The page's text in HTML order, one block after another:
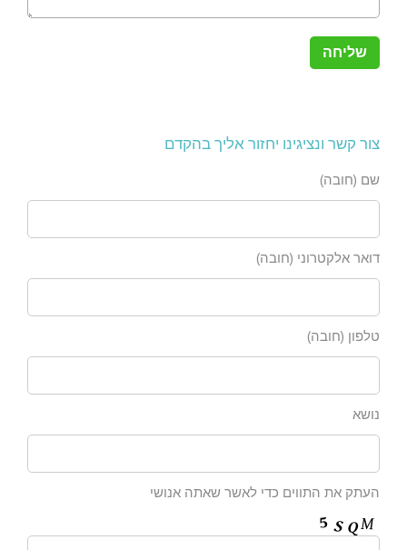
צור קשר ונציגינו יחזור אליך בהקדם
שם (חובה)
דואר אלקטרוני (חובה)
טלפון (חובה)
נושא
העתק את התווים כדי לאשר שאתה אנושי